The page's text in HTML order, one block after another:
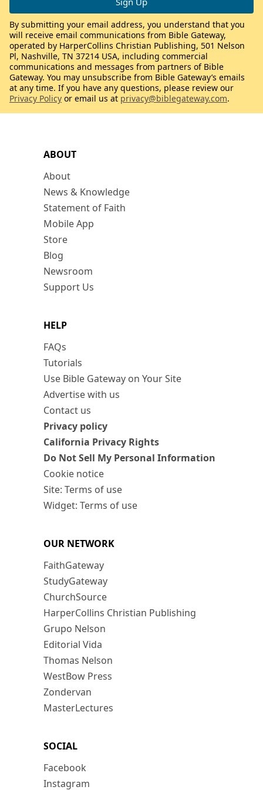
ABOUT
About
News & Knowledge
Statement of Faith
Mobile App
Store
Blog
Newsroom
Support Us
HELP
FAQs
Tutorials
Use Bible Gateway on Your Site
Advertise with us
Contact us
Privacy policy
California Privacy Rights
Do Not Sell My Personal Information
Cookie notice
Site: Terms of use
Widget: Terms of use
OUR NETWORK
FaithGateway
StudyGateway
ChurchSource
HarperCollins Christian Publishing
Grupo Nelson
Editorial Vida
Thomas Nelson
WestBow Press
Zondervan
MasterLectures
SOCIAL
Facebook
Instagram
By submitting your email address, you understand that you
will receive email communications from Bible Gateway,
operated by HarperCollins Christian Publishing, 501 Nelson
Pl, Nashville, TN 37214 USA, including commercial
communications and messages from partners of Bible
Gateway. You may unsubscribe from Bible Gateway’s emails
at any time. If you have any questions, please review our
Privacy Policy or email us at privacy@biblegateway.com.